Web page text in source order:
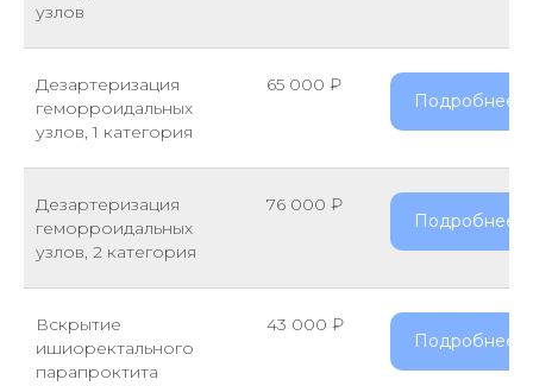
узлов
Дезартеризация
геморроидальных
узлов, 1 категория
65 000 ₽
Подробнее
Дезартеризация
геморроидальных
узлов, 2 категория
76 000 ₽
Подробнее
Вскрытие
ишиоректального
парапроктита
43 000 ₽
Подробнее